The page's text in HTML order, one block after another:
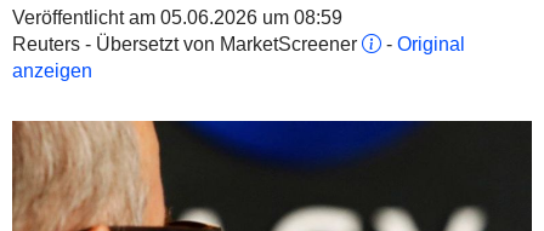
Veröffentlicht am 05.06.2026 um 08:59
Reuters - Übersetzt von MarketScreener
- Original
anzeigen